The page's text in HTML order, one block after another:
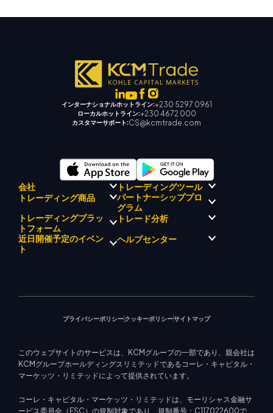
インターナショナルホットライン:+230 5297 0961
ローカルホットライン:+230 4672 000
カスタマーサポート:CS@kcmtrade.com
会社
KCMトレードについて
KCM トレードドリフトチーム
企業理念
企業ニュース
ビデオギャラリー
トレーディングツール
KCMトレード AI メンタ
ー
KCM トレードシグナルセンタ
経済カレンダー
トレーディング商品
外国為替
貴金属
エネルギー
株式インデックス
株式CFD
パートナーシッププロ
グラム
トレーディングプラッ
トフォーム
メタトレーダー 4
トレード分析
マーケットアナリストチーム
近日開催予定のイベン
ト
ヘルプセンター
プライバシーポリシークッキーポリシーサイトマップ
このウェブサイトのサービスは、KCMグループの一部であり、親会社は
KCMグループホールディングスリミテッドであるコーレ・キャピタル・
マーケッツ・リミテッドによって提供されています。
コーレ・キャピタル・マーケッツ・リミテッドは、モーリシャス金融サ
ービス委員会（FSC）の規制対象であり、規制番号：C117022600で